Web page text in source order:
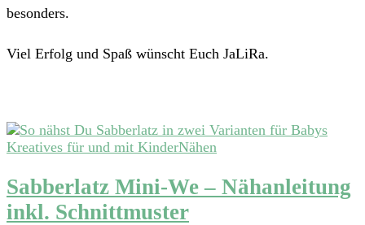
besonders.
Viel Erfolg und Spaß wünscht Euch JaLiRa.
Kreatives für und mit KinderNähen
Sabberlatz Mini-We – Nähanleitung
inkl. Schnittmuster